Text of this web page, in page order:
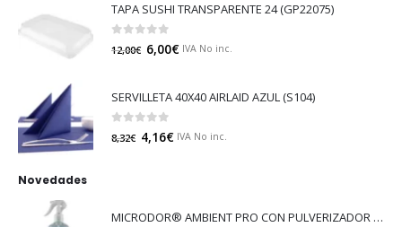
TAPA SUSHI TRANSPARENTE 24 (GP22075)
out of 5
12,00€ 6,00€ IVA No inc.
SERVILLETA 40X40 AIRLAID AZUL (S104)
out of 5
8,32€ 4,16€ IVA No inc.
Novedades
MICRODOR® AMBIENT PRO CON PULVERIZADOR (LB08)